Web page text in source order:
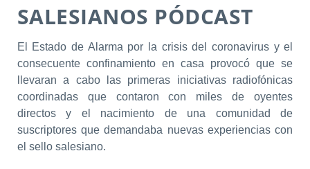
SALESIANOS PÓDCAST
El Estado de Alarma por la crisis del coronavirus y el
consecuente confinamiento en casa provocó que se
llevaran a cabo las primeras iniciativas radiofónicas
coordinadas que contaron con miles de oyentes
directos y el nacimiento de una comunidad de
suscriptores que demandaba nuevas experiencias con
el sello salesiano.